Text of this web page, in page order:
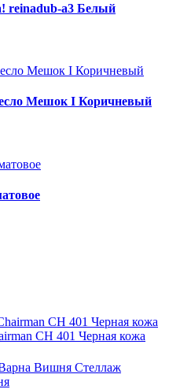
reinadub-a3 Белый
Мешок I Коричневый
CH 401 Черная кожа
Стеллаж